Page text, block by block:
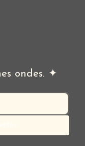
ondes. ✦